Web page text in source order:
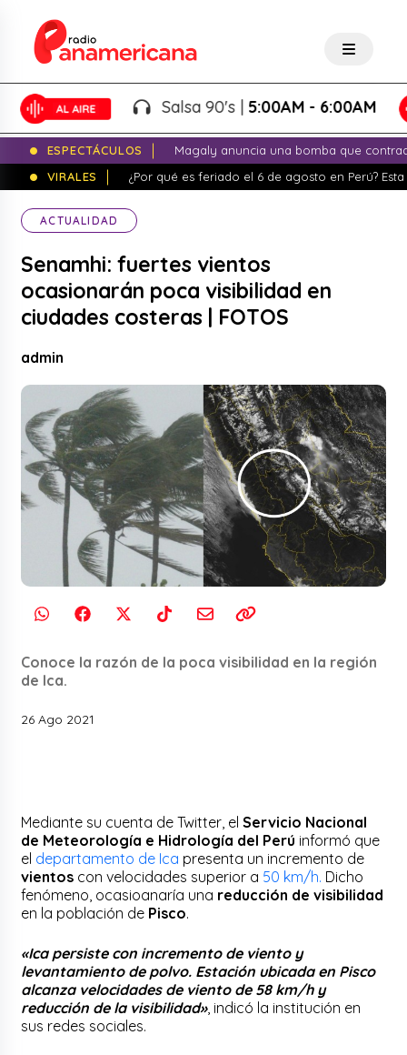
Salsa 90's |5:00AM - 6:00AM
ESPECTÁCULOS
Magaly anuncia una bomba que
VIRALES
¿Por qué es feriado el 6 de agosto en Perú?
ACTUALIDAD
Senamhi: fuertes vientos
ocasionarán poca visibilidad en
ciudades costeras | FOTOS
admin
Conoce la razón de la poca visibilidad en la región
de Ica.
26 Ago 2021
Mediante su cuenta de Twitter, elServicio Nacional
de Meteorología e Hidrología del Perú informó que
el departamento de Ica presenta un incremento de
vientos con velocidades superior a 50 km/h. Dicho
fenómeno, ocasioanaría una reducción de visibilidad
en la población de Pisco.
«Ica persiste con incremento de viento y
levantamiento de polvo. Estación ubicada en Pisco
alcanza velocidades de viento de 58 km/h y
reducción de la visibilidad», indicó la institución en
sus redes sociales.